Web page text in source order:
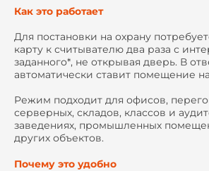
Как это работает
Для постановки на охрану
карту к считывателю два раза с
заданного*, не открывая дверь. В
автоматически ставит помещение
Режим подходит для офисов,
серверных, складов, классов и
заведениях, промышленных
других объектов.
Почему это удобно